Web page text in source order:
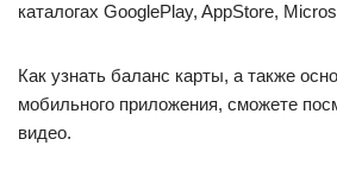
каталогах GooglePlay, AppStore,
Как узнать баланс карты, а также
мобильного приложения, сможете
видео.